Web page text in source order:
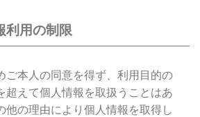
用の制限
ご本人の同意を得ず、利用目的の
超えて個人情報を取扱うことはあ
他の理由により個人情報を取得し